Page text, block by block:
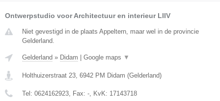
Ontwerpstudio voor Architectuur en interieur LIIV
Niet gevestigd in de plaats Appeltern, maar wel in de provincie
Gelderland.
Gelderland » Didam | Google maps ▼
Holthuizerstraat 23 6942 PM Didam (Gelderland)
Tel: 0624162923 , Fax: - , KvK: 17143718